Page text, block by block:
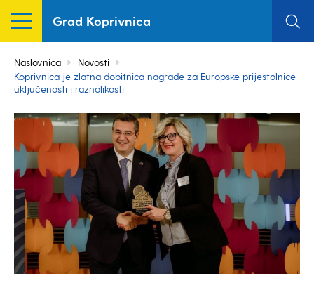
Grad Koprivnica
Naslovnica
Novosti
Koprivnica je zlatna dobitnica nagrade za Europske prijestolnice
uključenosti i raznolikosti